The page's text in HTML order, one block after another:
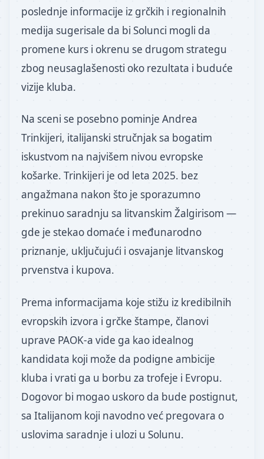
poslednje informacije iz grčkih i regionalnih
medija sugerisale da bi Solunci mogli da
promene kurs i okrenu se drugom strategu
zbog neusaglašenosti oko rezultata i buduće
vizije kluba.
Na sceni se posebno pominje Andrea
Trinkijeri, italijanski stručnjak sa bogatim
iskustvom na najvišem nivou evropske
košarke. Trinkijeri je od leta 2025. bez
angažmana nakon što je sporazumno
prekinuo saradnju sa litvanskim Žalgirisom —
gde je stekao domaće i međunarodno
priznanje, uključujući i osvajanje litvanskog
prvenstva i kupova.
Prema informacijama koje stižu iz kredibilnih
evropskih izvora i grčke štampe, članovi
uprave PAOK-a vide ga kao idealnog
kandidata koji može da podigne ambicije
kluba i vrati ga u borbu za trofeje i Evropu.
Dogovor bi mogao uskoro da bude postignut,
sa Italijanom koji navodno već pregovara o
uslovima saradnje i ulozi u Solunu.